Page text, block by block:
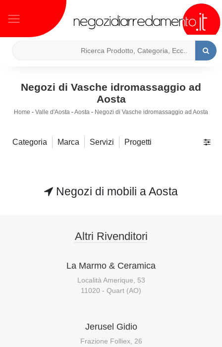
Negozi di Vasche idromassaggio ad
Aosta
Home - Valle d'Aosta -Aosta - Negozi di Vasche idromassaggio ad Aosta
Categoria Marca Servizi Progetti
Negozi di mobili a Aosta
Altri Rivenditori
La Marmo & Ceramica
Località Amerique, 53
11020 - Quart (AO)
Jerusel Gidio
Frazione Folliex, 26